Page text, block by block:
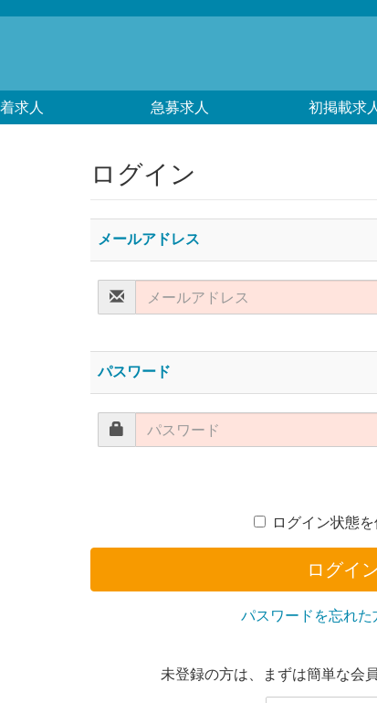
求人 急募求人 初掲載求
ログイン
メールアドレス
パスワード
ログイン状態
ログイ
パスワードを忘れた
未登録の方は、まずは簡単な会